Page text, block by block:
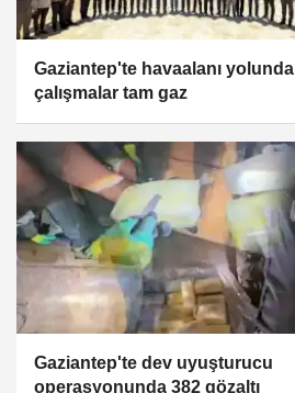
Gaziantep'te havaalanı yolunda
çalışmalar tam gaz
Gaziantep'te dev uyuşturucu
operasyonunda 382 gözaltı